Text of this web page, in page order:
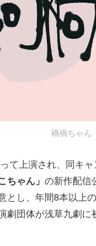
禍禍ちゃん
て上演され、同キ
ちゃん」 の新作配信
し、年間8本以上
団体が浅草九劇に